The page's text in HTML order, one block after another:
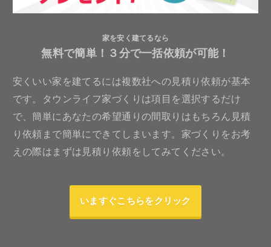
家を安く建てるなら
無料で簡単！３分で一括依頼が可能！
安くいい家を建てるには複数社への見積り依頼が基本
です。タウンライフ家づくりは項目を選択するだけ
で、簡単にあなたの希望通りの間取りはもちろん見積
り依頼まで簡単にできてしまいます。家づくりをお考
えの際はまずは見積り依頼をしてみてください。
いますぐこちらをクリック